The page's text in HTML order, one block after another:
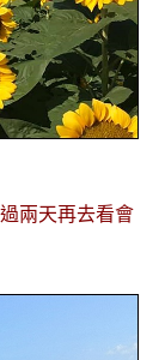
兩天再去看會